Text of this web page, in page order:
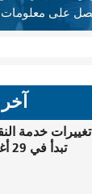
على
خدمة
تبدأ في 29 أغسطس